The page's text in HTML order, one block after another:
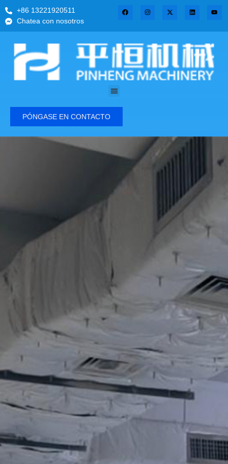
+86 13221920511
Chatea con nosotros
PÓNGASE EN CONTACTO